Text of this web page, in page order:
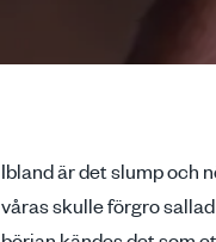
Ibland är det slump och
våras skulle förgro